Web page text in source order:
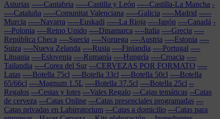
Asturias -----Cantabria -----Castilla y León -----Castilla-La Mancha -
----Cataluña -----Comunitat Valenciana -----Galicia -----Madrid -----
Murcia -----Navarra -----Euskadi -----La Rioja ----Japón ----Canadá -
---Polonia ----Reino Unido ----Dinamarca ----Italia ----Grecia ----
República Checa ----Suecia ----Noruega ----Austria ----Estonia ----
Suiza ----Nueva Zelanda ----Rusia ----Finlandia ----Portugal ----
Lituania ----Eslovenia ----Rumanía ----Hungría ----Croacia ----
Tailandia ----Corea del Sur ---CERVEZAS POR FORMATO ----
Latas ----Botella 75cl ----Botella 33cl ----Botella 50cl ----Botella
65/66cl ----Magnum 1.5L ----Botella 37.5cl ----Botella 25cl --
Regalos ---Cestas y lotes ---Vales Regalo ---Cajas temáticas --Catas
de cerveza ---Catas Online ---Catas presenciales programadas ---
Catas privadas en Labirratorium ---Catas a domicilio ---Catas para